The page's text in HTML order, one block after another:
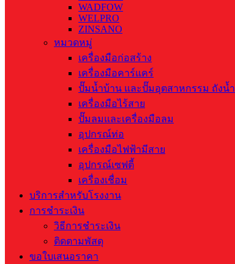
WADFOW
WELPRO
ZINSANO
หมวดหมู่
เครื่องมือก่อสร้าง
เครื่องมือคาร์แคร์
ปั๊มน้ำบ้าน และปั๊มอุตสาหกรรม ถังน้ำ
เครื่องมือไร้สาย
ปั๊มลมและเครื่องมือลม
อุปกรณ์ท่อ
เครื่องมือไฟฟ้ามีสาย
อุปกรณ์เซฟตี้
เครื่องเชื่อม
บริการสำหรับโรงงาน
การชำระเงิน
วิธีการชำระเงิน
ติดตามพัสดุ
ขอใบเสนอราคา